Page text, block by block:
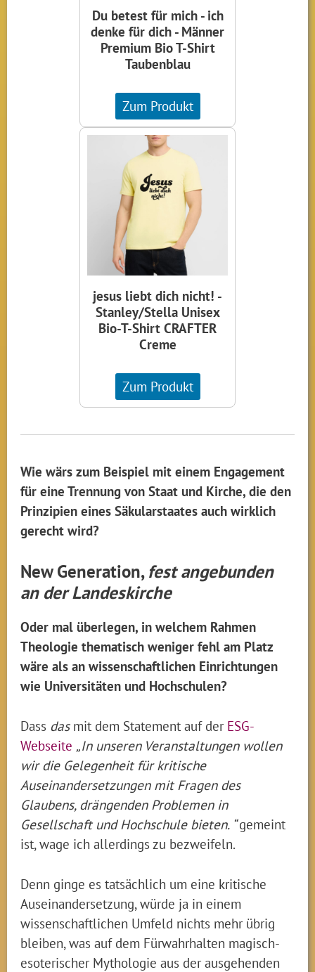
Du betest für mich - ich
denke für dich - Männer
Premium Bio T-Shirt
Taubenblau
Zum Produkt
jesus liebt dich nicht! -
Stanley/Stella Unisex
Bio-T-Shirt CRAFTER
Creme
Zum Produkt
Wie wärs zum Beispiel mit einem Engagement
für eine Trennung von Staat und Kirche, die den
Prinzipien eines Säkularstaates auch wirklich
gerecht wird?
New Generation,fest angebunden
an der Landeskirche
Oder mal überlegen, in welchem Rahmen
Theologie thematisch weniger fehl am Platz
wäre als an wissenschaftlichen Einrichtungen
wie Universitäten und Hochschulen?
Dass dasmit dem Statement auf der ESG-
Webseite „In unseren Veranstaltungen wollen
wir die Gelegenheit für kritische
Auseinandersetzungen mit Fragen des
Glaubens, drängenden Problemen in
Gesellschaft und Hochschule bieten. “gemeint
ist, wage ich allerdings zu bezweifeln.
Denn ginge es tatsächlich um eine kritische
Auseinandersetzung, würde ja in einem
wissenschaftlichen Umfeld nichts mehr übrig
bleiben, was auf dem Fürwahrhalten magisch-
esoterischer Mythologie aus der ausgehenden